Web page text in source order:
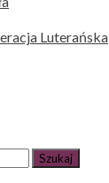
Luterańska